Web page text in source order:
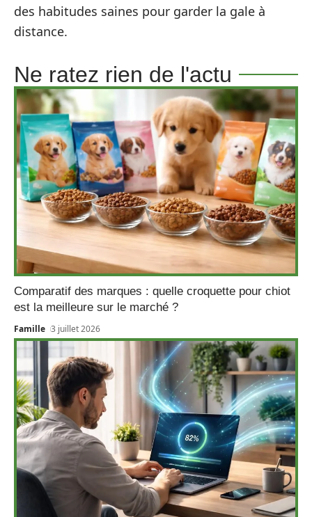
des habitudes saines pour garder la gale à
distance.
Ne ratez rien de l'actu
Comparatif des marques : quelle croquette pour chiot
est la meilleure sur le marché ?
Famille 3 juillet 2026